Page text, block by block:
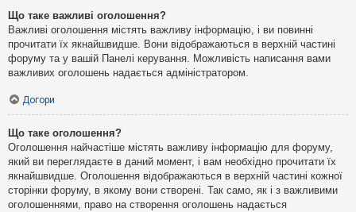
Що таке важливі оголошення?
Важливі оголошення містять важливу інформацію, і ви повинні
прочитати їх якнайшвидше. Вони відображаються в верхній частині
форуму та у вашій Панелі керування. Можливість написання вами
важливих оголошень надається адміністратором.
Догори
Що таке оголошення?
Оголошення найчастіше містять важливу інформацію для форуму,
який ви переглядаєте в даний момент, і вам необхідно прочитати їх
якнайшвидше. Оголошення відображаються в верхній частині кожної
сторінки форуму, в якому вони створені. Так само, як і з важливими
оголошеннями, право на створення оголошень надається